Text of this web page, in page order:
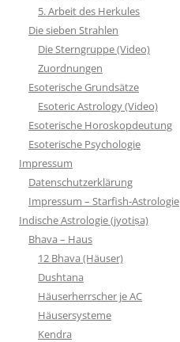
5. Arbeit des Herkules
Die sieben Strahlen
Die Sterngruppe (Video)
Zuordnungen
Esoterische Grundsätze
Esoteric Astrology (Video)
Esoterische Horoskopdeutung
Esoterische Psychologie
Impressum
Datenschutzerklärung
Impressum – Starfish-Astrologie
Indische Astrologie (jyotiṣa)
Bhava – Haus
12 Bhava (Häuser)
Dushtana
Häuserherrscher je AC
Häusersysteme
Kendra